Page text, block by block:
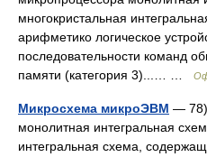
многокристальная
арифметико логическое
последовательности команд
памяти (категория 3)...… …
Микросхема микроЭВМ —
монолитная интегральная
интегральная схема,